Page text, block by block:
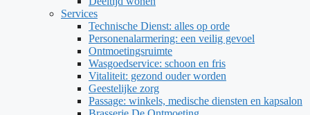
Services
Technische Dienst: alles op orde
Personenalarmering: een veilig gevoel
Ontmoetingsruimte
Wasgoedservice: schoon en fris
Vitaliteit: gezond ouder worden
Geestelijke zorg
Passage: winkels, medische diensten en kapsalon